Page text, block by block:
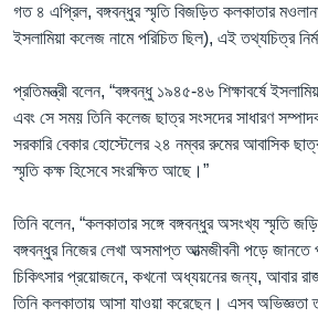
গত ৪ এপ্রিল, বঙ্গবন্ধুর স্মৃতি বিজড়িত কলকাতার
ইসলামিয়া কলেজ নামে পরিচিত ছিল), এই তথ্যচিত্র
প্রতিমন্ত্রী বলেন, “বঙ্গবন্ধু ১৯৪৫-৪৬ শিক্ষাবর্ষে
এবং সে সময় তিনি কলেজ ছাত্র সংসদের সাধারণ
সরকারি বেকার হোস্টেলের ২৪ নম্বর রুমের আবাসিক
স্মৃতি কক্ষ হিসেবে সংরক্ষিত আছে।”
তিনি বলেন, “কলকাতার সঙ্গে বঙ্গবন্ধুর অসংখ্য স্মৃতি
বঙ্গবন্ধুর নিজের লেখা অসমাপ্ত আত্মজীবনী পড়ে জানতে
চিকিৎসার প্রয়োজনে, কখনো অধ্যয়নের জন্য, আবার
তিনি কলকাতায় আসা যাওয়া করেছেন। এসব